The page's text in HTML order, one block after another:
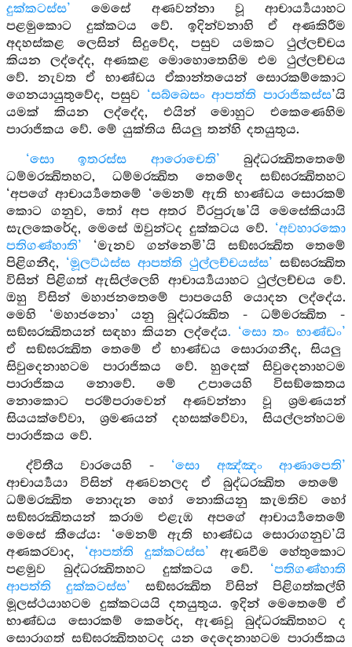
දුක්කටස්ස’ මෙසේ අණවන්නා වූ ආචාර්‍ය්‍යයාහට
පළමුකොට දුක්කටය වේ. ඉදින්වනාහි ඒ අණකිරීම
අදහස්කළ ලෙසින් සිදුවේද, පසුව යමකට ථුල්ලච්චය
කියන ලද්දේද, අණකළ මොහොතෙහිම එම ථුල්ලච්චය
වේ. නැවත ඒ භාණ්ඩය ඒකාන්තයෙන් සොරකම්කොට
ගෙනයායුතුවේද, පසුව ‘සබ්බෙසං ආපත්ති පාරාජිකස්ස’යි
යමක් කියන ලද්දේද, එයින් මොහුට එකෙණෙහිම
පාරාජිකය වේ. මේ යුක්තිය සියලු තන්හි දතයුතුය.
‘සො ඉතරස්ස ආරොචෙති’ බුද්ධරක්‍ඛිතතෙමේ
ධම්මරක්‍ඛිතහට, ධම්මරක්‍ඛිත තෙමේද සඞ්ඝරක්‍ඛිතහට
‘අපගේ ආචාර්‍ය්‍යතෙමේ ‘මෙනම් ඇති භාණ්ඩය සොරකම්
කොට ගනුව, තෝ අප අතර වීරපුරුෂ’යි මෙසේකියායි
සැලකෙරේද, මෙසේ ඔවුන්ටද දුක්කටය වේ. ‘අවහාරකො
පතිගණ්හාති’ ‘මැනව ගන්නෙමි’යි සඞ්ඝරක්‍ඛිත තෙමේ
පිළිගනීද, ‘මූලට්ඨස්ස ආපත්ති ථුල්ලච්චයස්ස’ සඞ්ඝරක්‍ඛිත
විසින් පිළිගත් ඇසිල්ලෙහි ආචාර්‍ය්‍යයාහට ථුල්ලච්චය වේ.
ඔහු විසින් මහාජනතෙමේ පාපයෙහි යොදන ලද්දේය.
මෙහි ‘මහාජනො’ යනු බුද්ධරක්‍ඛිත - ධම්මරක්‍ඛිත -
සඞ්ඝරක්‍ඛිතයන් සඳහා කියන ලද්දේය. ‘සො තං භාණ්ඩං’
ඒ සඞ්ඝරක්‍ඛිත තෙමේ ඒ භාණ්ඩය සොරාගනීද, සියලු
සිවුදෙනාහටම පාරාජිකය වේ. හුදෙක් සිවුදෙනාහටම
පාරාජිකය නොවේ. මේ උපායෙහි විසඞ්කෙතය
නොකොට පරම්පරාවෙන් අණවන්නා වූ ශ්‍රමණයන්
සියයක්වේවා, ශ්‍රමණයන් දහසක්වේවා, සියල්ලන්හටම
පාරාජිකය වේ.
ද්විතීය වාරයෙහි - ‘සො අඤ්ඤං ආණාපෙති’
ආචාර්‍ය්‍යයා විසින් අණවනලද ඒ බුද්ධරක්‍ඛිත තෙමේ
ධම්මරක්‍ඛිත නොදැන හෝ නොකියනු කැමතිව හෝ
සඞ්ඝරක්‍ඛිතයන් කරාම එළැඹ අපගේ ආචාර්‍ය්‍යතෙමේ
මෙසේ කීයේය: ‘මෙනම් ඇති භාණ්ඩය සොරාගනුව’යි
අණකරවාද, ‘ආපත්ති දුක්කටස්ස’ ඇණවීම හේතුකොට
පළමුව බුද්ධරක්‍ඛිතහට දුක්කටය වේ. ‘පතිගණ්හාති
ආපත්ති දුක්කටස්ස’ සඞ්ඝරක්‍ඛිත විසින් පිළිගත්කල්හි
මූලස්ථයාහටම දුක්කටයයි දතයුතුය. ඉදින් මෙතෙමේ ඒ
භාණ්ඩය සොරකම් කෙරේද, ඇණවූ බුද්ධරක්‍ඛිතහට ද
සොරාගත් සඞ්ඝරක්‍ඛිතහටද යන දෙදෙනාහටම පාරාජිකය